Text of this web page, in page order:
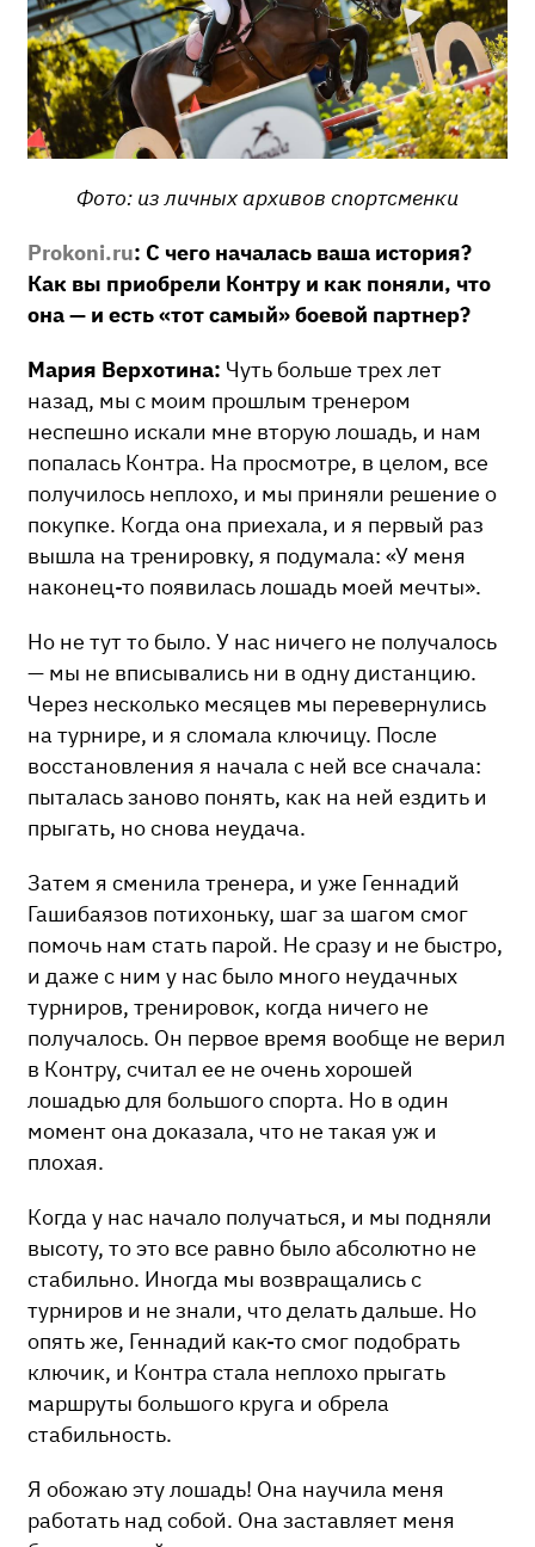
Фото: из личных архивов спортсменки
Prokoni.ru: С чего началась ваша история?
Как вы приобрели Контру и как поняли, что
она — и есть «тот самый» боевой партнер?
Мария Верхотина: Чуть больше трех лет
назад, мы с моим прошлым тренером
неспешно искали мне вторую лошадь, и нам
попалась Контра. На просмотре, в целом, все
получилось неплохо, и мы приняли решение о
покупке. Когда она приехала, и я первый раз
вышла на тренировку, я подумала: «У меня
наконец-то появилась лошадь моей мечты».
Но не тут то было. У нас ничего не получалось
— мы не вписывались ни в одну дистанцию.
Через несколько месяцев мы перевернулись
на турнире, и я сломала ключицу. После
восстановления я начала с ней все сначала:
пыталась заново понять, как на ней ездить и
прыгать, но снова неудача.
Затем я сменила тренера, и уже Геннадий
Гашибаязов потихоньку, шаг за шагом смог
помочь нам стать парой. Не сразу и не быстро,
и даже с ним у нас было много неудачных
турниров, тренировок, когда ничего не
получалось. Он первое время вообще не верил
в Контру, считал ее не очень хорошей
лошадью для большого спорта. Но в один
момент она доказала, что не такая уж и
плохая.
Когда у нас начало получаться, и мы подняли
высоту, то это все равно было абсолютно не
стабильно. Иногда мы возвращались с
турниров и не знали, что делать дальше. Но
опять же, Геннадий как-то смог подобрать
ключик, и Контра стала неплохо прыгать
маршруты большого круга и обрела
стабильность.
Я обожаю эту лошадь! Она научила меня
работать над собой. Она заставляет меня